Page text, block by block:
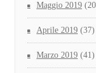
Maggio 2019
Aprile 2019 (37)
Marzo 2019 (41)